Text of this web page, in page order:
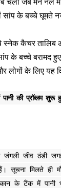
के बच्चे घूमते
स्नेक कैचर
बच्चे बरामद हुए
के लिए यह
की प्रॉब्लम
जीव ठंडी
मिलते ही
के टैंक में